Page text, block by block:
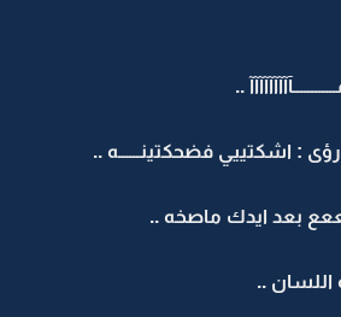
..
: اشكتييي فضحكتينــــــه ..
بعد ايدك ماصخه ..
اللسان ..